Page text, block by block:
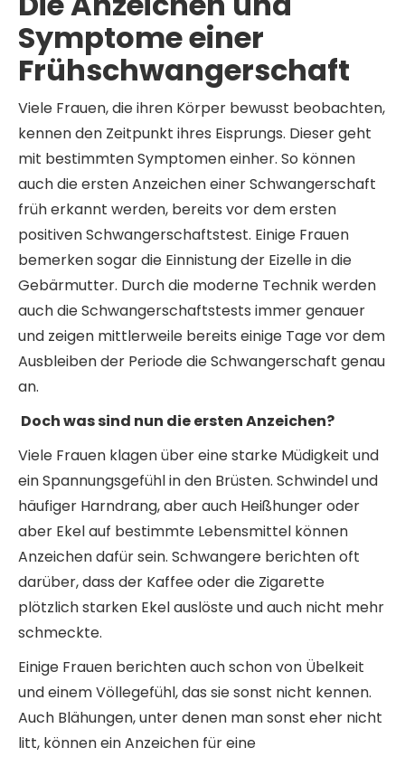
Symptome einer
Frühschwangerschaft
Viele Frauen, die ihren Körper bewusst beobachten,
kennen den Zeitpunkt ihres Eisprungs. Dieser geht
mit bestimmten Symptomen einher. So können
auch die ersten Anzeichen einer Schwangerschaft
früh erkannt werden, bereits vor dem ersten
positiven Schwangerschaftstest. Einige Frauen
bemerken sogar die Einnistung der Eizelle in die
Gebärmutter. Durch die moderne Technik werden
auch die Schwangerschaftstests immer genauer
und zeigen mittlerweile bereits einige Tage vor dem
Ausbleiben der Periode die Schwangerschaft genau
an.
Doch was sind nun die ersten Anzeichen?
Viele Frauen klagen über eine starke Müdigkeit und
ein Spannungsgefühl in den Brüsten. Schwindel und
häufiger Harndrang, aber auch Heißhunger oder
aber Ekel auf bestimmte Lebensmittel können
Anzeichen dafür sein. Schwangere berichten oft
darüber, dass der Kaffee oder die Zigarette
plötzlich starken Ekel auslöste und auch nicht mehr
schmeckte.
Einige Frauen berichten auch schon von Übelkeit
und einem Völlegefühl, das sie sonst nicht kennen.
Auch Blähungen, unter denen man sonst eher nicht
litt, können ein Anzeichen für eine